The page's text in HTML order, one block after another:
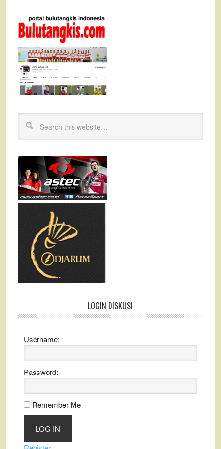
LOGIN DISKUSI
Username:
Password:
Remember Me
LOG IN